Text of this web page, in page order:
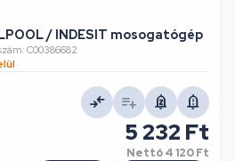
/ INDESIT mosogatógép
C00386682
5 232 Ft
Nettó4 120 Ft